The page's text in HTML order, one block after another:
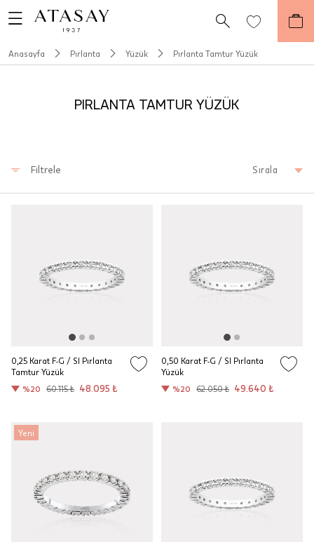
Anasayfa Pırlanta Yüzük Pırlanta Tamtur Yüzük
PIRLANTA TAMTUR YÜZÜK
Filtrele Sırala
0,25 Karat F-G / SI Pırlanta
Tamtur Yüzük
%20
60.115 ₺ 48.095 ₺
0,50 Karat F-G / SI Pırlanta
Yüzük
%20
62.050 ₺ 49.640 ₺
Yeni